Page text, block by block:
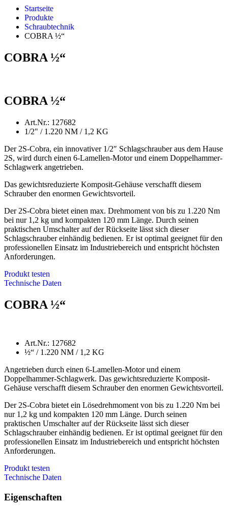
Startseite
Produkte
Schraubtechnik
COBRA ½“
COBRA ½“
COBRA ½“
Art.Nr.: 127682
1/2" / 1.220 NM / 1,2 KG
Der 2S-Cobra, ein innovativer 1/2″ Schlagschrauber aus dem Hause
2S, wird durch einen 6-Lamellen-Motor und einem Doppelhammer-
Schlagwerk angetrieben.
Das gewichtsreduzierte Komposit-Gehäuse verschafft diesem
Schrauber den enormen Gewichtsvorteil.
Der 2S-Cobra bietet einen max. Drehmoment von bis zu 1.220 Nm
bei nur 1,2 kg und kompakten 120 mm Länge. Durch seinen
praktischen Umschalter auf der Rückseite lässt sich dieser
Schlagschrauber einhändig bedienen. Er ist optimal geeignet für den
professionellen Einsatz im Industriebereich und entspricht höchsten
Anforderungen.
Produkt testen
Technische Daten
COBRA ½“
Art.Nr.: 127682
½“ / 1.220 NM / 1,2 KG
Angetrieben durch einen 6-Lamellen-Motor und einem
Doppelhammer-Schlagwerk. Das gewichtsreduzierte Komposit-
Gehäuse verschafft diesem Schrauber den enormen Gewichtsvorteil.
Der 2S-Cobra bietet ein Lösedrehmoment von bis zu 1.220 Nm bei
nur 1,2 kg und kompakten 120 mm Länge. Durch seinen
praktischen Umschalter auf der Rückseite lässt sich dieser
Schlagschrauber einhändig bedienen. Er ist optimal geeignet für den
professionellen Einsatz im Industriebereich und entspricht höchsten
Anforderungen.
Produkt testen
Technische Daten
Eigenschaften